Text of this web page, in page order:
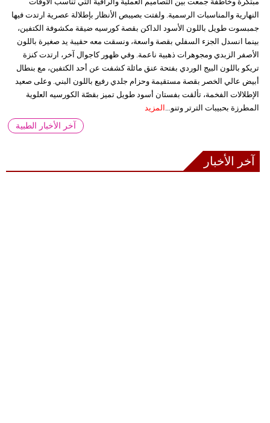
النهارية والمناسبات الرسمية. ولفتت بصيبص الأنظار بإطلالة عصرية ارتدت فيها
جمبسوت طويل باللون الأسود الداكن بقصة كورسيه ضيقة مكشوفة الكتفين،
بينما انسدل الجزء السفلي بقصة واسعة، ونسقت معه حقيبة يد صغيرة باللون
الأصفر الزبدي ومجوهرات ذهبية ناعمة. وفي ظهور كاجوال آخر، ارتدت كنزة
تريكو باللون البيج الوردي بفتحة عنق مائلة كشفت عن أحد الكتفين، مع بنطال
أبيض عالي الخصر بقصة مستقيمة وحزام جلدي رفيع باللون البني. وعلى صعيد
الإطلالات الفخمة، تألقت بفستان أسود طويل تميز بقصّة الكورسيه العلوية
المطرزة بحبيبات الترتر وتنو... المزيد
آخر الأخبار الطبية
آخر الأخبار